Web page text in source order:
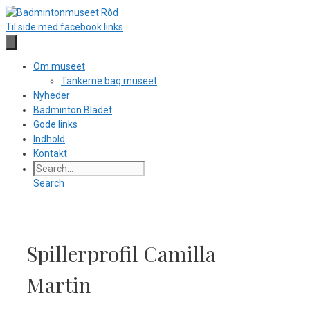
Hop
til
Til side med facebook links
Om museet
Tankerne bag museet
Nyheder
Badminton Bladet
Gode links
Indhold
Kontakt
Search
Spillerprofil Camilla
Martin